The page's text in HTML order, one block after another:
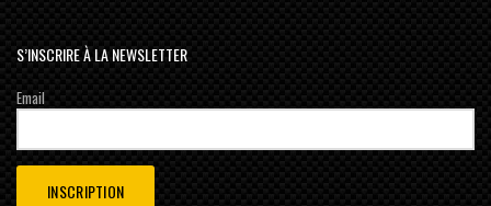
S’INSCRIRE À LA NEWSLETTER
Email